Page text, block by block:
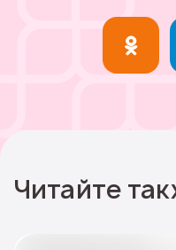
Читайте